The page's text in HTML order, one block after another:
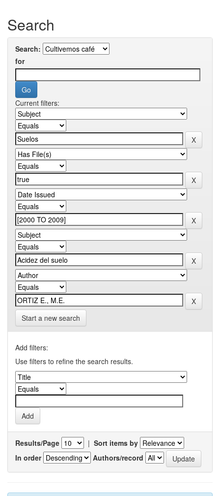
Search
Search:
for
Current filters:
Start a new search
Add filters:
Use filters to refine the search results.
Results/Page | Sort items by
In order
Authors/record